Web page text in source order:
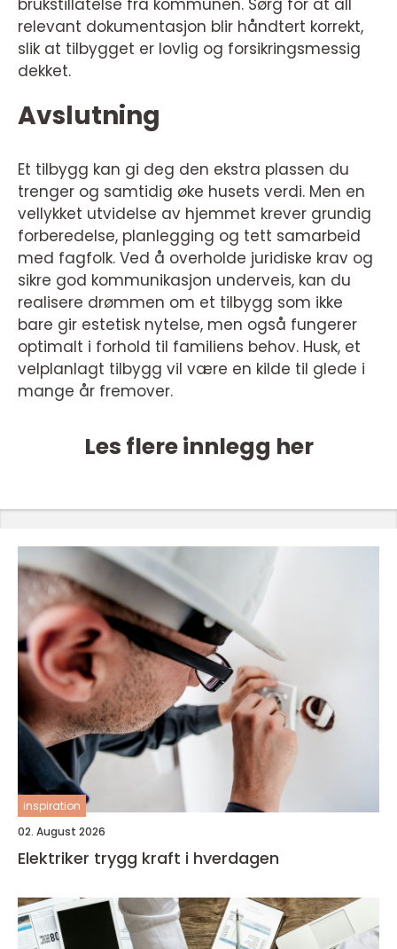
brukstillatelse fra kommunen. Sørg for at all
relevant dokumentasjon blir håndtert korrekt,
slik at tilbygget er lovlig og forsikringsmessig
dekket.
Avslutning
Et tilbygg kan gi deg den ekstra plassen du
trenger og samtidig øke husets verdi. Men en
vellykket utvidelse av hjemmet krever grundig
forberedelse, planlegging og tett samarbeid
med fagfolk. Ved å overholde juridiske krav og
sikre god kommunikasjon underveis, kan du
realisere drømmen om et tilbygg som ikke
bare gir estetisk nytelse, men også fungerer
optimalt i forhold til familiens behov. Husk, et
velplanlagt tilbygg vil være en kilde til glede i
mange år fremover.
Les flere innlegg her
inspiration
02. August 2026
Elektriker trygg kraft i hverdagen